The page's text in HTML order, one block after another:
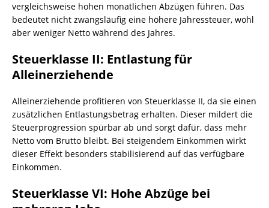
vergleichsweise hohen monatlichen Abzügen führen. Das
bedeutet nicht zwangsläufig eine höhere Jahressteuer, wohl
aber weniger Netto während des Jahres.
Steuerklasse II: Entlastung für
Alleinerziehende
Alleinerziehende profitieren von Steuerklasse II, da sie einen
zusätzlichen Entlastungsbetrag erhalten. Dieser mildert die
Steuerprogression spürbar ab und sorgt dafür, dass mehr
Netto vom Brutto bleibt. Bei steigendem Einkommen wirkt
dieser Effekt besonders stabilisierend auf das verfügbare
Einkommen.
Steuerklasse VI: Hohe Abzüge bei